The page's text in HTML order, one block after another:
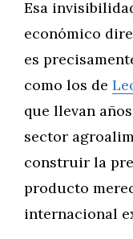
Esa
económico
es
como los de
que llevan
sector
construir la
producto
internacional